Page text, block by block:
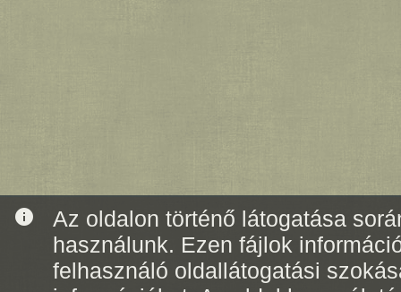
info
Az oldalon történő látogatása
használunk. Ezen fájlok
felhasználó oldallátogatási